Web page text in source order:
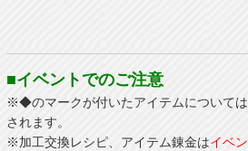
■イベントでのご注意
※◆のマークが付いたアイテムについて
されます。
※加工交換レシピ、アイテム錬金はイベ